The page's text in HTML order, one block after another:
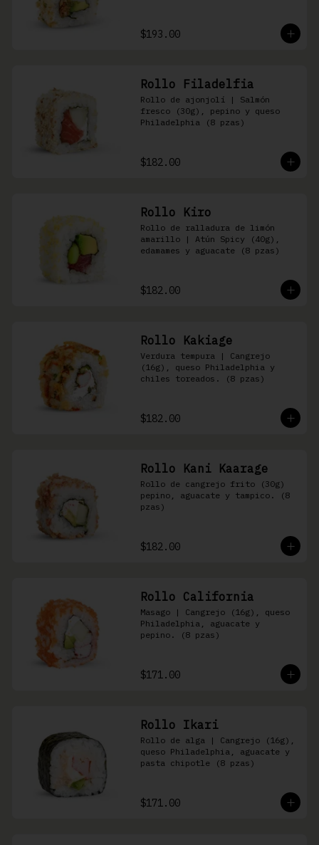
$193.00
Rollo Filadelfia
Rollo de ajonjolí | Salmón
fresco (30g), pepino y queso
Philadelphia (8 pzas)
$182.00
Rollo Kiro
Rollo de ralladura de limón
amarillo | Atún Spicy (40g),
edamames y aguacate (8 pzas)
$182.00
Rollo Kakiage
Verdura tempura | Cangrejo
(16g), queso Philadelphia y
chiles toreados. (8 pzas)
$182.00
Rollo Kani Kaarage
Rollo de cangrejo frito (30g)
pepino, aguacate y tampico. (8
pzas)
$182.00
Rollo California
Masago | Cangrejo (16g), queso
Philadelphia, aguacate y
pepino. (8 pzas)
$171.00
Rollo Ikari
Rollo de alga | Cangrejo (16g),
queso Philadelphia, aguacate y
pasta chipotle (8 pzas)
$171.00